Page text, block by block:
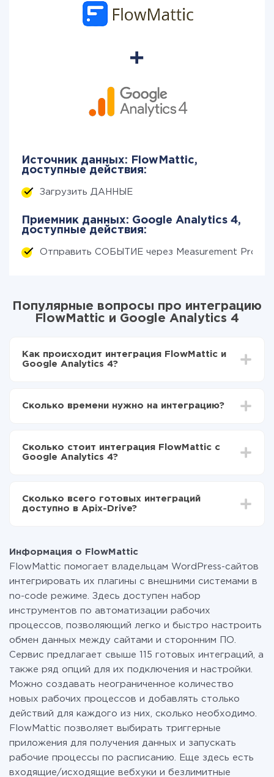
Источник данных: FlowMattic,
доступные действия:
Загрузить ДАННЫЕ
Приемник данных: Google Analytics 4,
доступные действия:
Отправить СОБЫТИЕ через Measurement
Популярные вопросы про интеграцию
FlowMattic и Google Analytics 4
Как происходит интеграция FlowMattic и
Google Analytics 4?
Выбираете какие данные передавать из
Теперь данные будут автоматически
передаваться из FlowMattic в Google Analytics 4
Сколько времени нужно на интеграцию?
отличаться и составлять от 5-ти до 30-минут. В
среднем настройка занимает 10-15 минут.
Сколько стоит интеграция FlowMattic с
Google Analytics 4?
функционал. Вы оплачиваете только количество
данных, которые по факту передаются из одной
перейти на платный, при необходимости. Подробнее
отарифах .
Сколько всего готовых интеграций
доступно в Apix-Drive?
Информация о FlowMattic
FlowMattic помогает владельцам WordPress-сайтов
интегрировать их плагины с внешними системами в
no-code режиме. Здесь доступен набор
инструментов по автоматизации рабочих
процессов, позволяющий легко и быстро настроить
обмен данных между сайтами и сторонним ПО.
Сервис предлагает свыше 115 готовых интеграций, а
также ряд опций для их подключения и настройки.
Можно создавать неограниченное количество
новых рабочих процессов и добавлять столько
действий для каждого из них, сколько необходимо.
FlowMattic позволяет выбирать триггерные
приложения для получения данных и запускать
рабочие процессы по расписанию. Еще здесь есть
входящие/исходящие вебхуки и безлимитные